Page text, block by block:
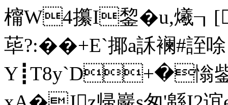
橣W4攥I錅�u,爔
荜?:��+E`揶a訸襕#誈唋
Y┋T8y`D+�慃鈭.z